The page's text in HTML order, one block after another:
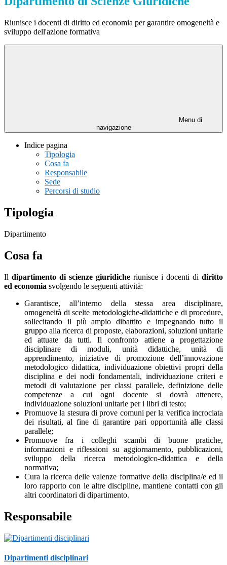
Riunisce i docenti di diritto ed economia per garantire omogeneità e
sviluppo dell'azione formativa
Menu di
navigazione
Indice pagina
Tipologia
Cosa fa
Responsabile
Sede
Percorsi di studio
Tipologia
Dipartimento
Cosa fa
Il dipartimento di scienze giuridiche riunisce i docenti di diritto
ed economia svolgendo le seguenti attività:
Garantisce, all’interno della stessa area disciplinare,
omogeneità di scelte metodologiche-didattiche e di procedure,
sollecitando il più ampio dibattito e impegnando tutto il
gruppo alla ricerca di proposte, elaborazioni, soluzioni unitarie
ed attuate da tutti. Il confronto attiene a progettazione
disciplinare di moduli, unità didattiche, unità di
apprendimento, iniziative di promozione dell’innovazione
metodologico didattica, individuazione obiettivi propri della
disciplina e dei nodi fondamentali, individuazione criteri e
metodi di valutazione per classi parallele, definizione delle
competenze a cui ogni docente si dovrà attenere,
individuazione soluzioni unitarie per i libri di testo;
Promuove la stesura di prove comuni per la verifica incrociata
dei risultati, al fine di garantire pari opportunità alle classi
parallele;
Promuove fra i colleghi scambi di buone pratiche,
informazioni e riflessioni su aggiornamento, pubblicazioni,
sviluppo della ricerca metodologico-didattica e della
normativa;
Cura la ricerca delle valenze formative della disciplina/e ed il
loro rapporto con le altre discipline, mantiene contatti con gli
altri coordinatori di dipartimento.
Responsabile
Dipartimenti disciplinari